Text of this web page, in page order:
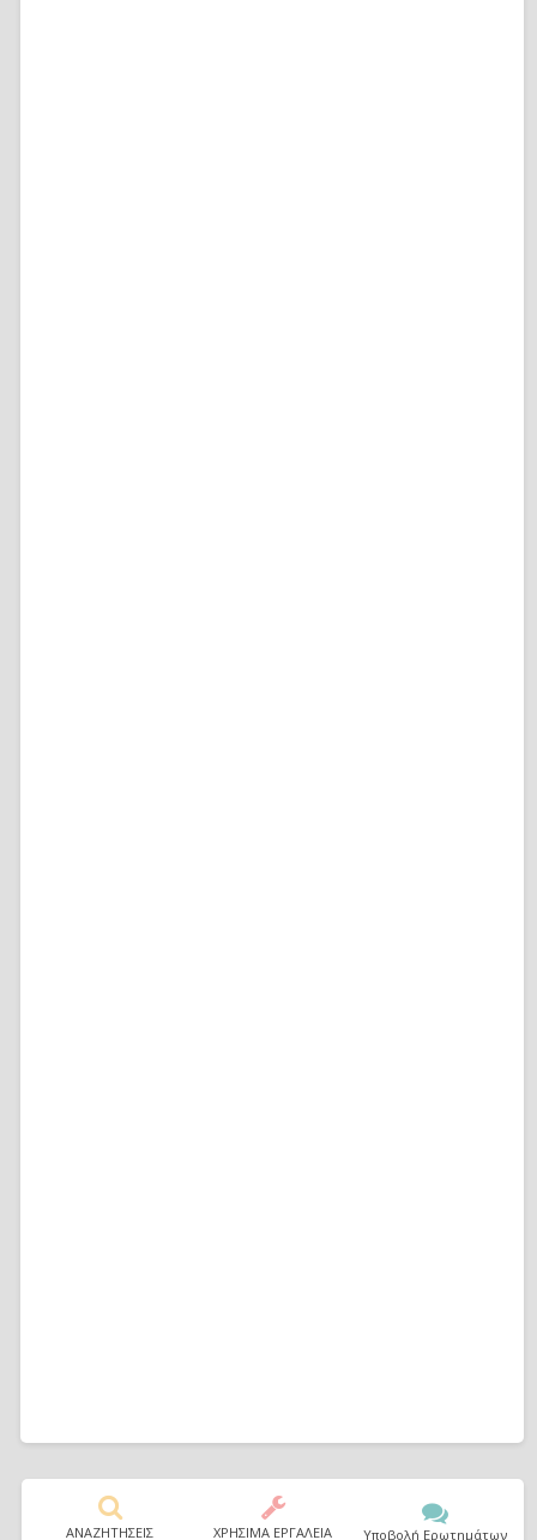
ΑΝΑΖΗΤΗΣΕΙΣ ΧΡΗΣΙΜΑ ΕΡΓΑΛΕΙΑ Υποβολή Ερωτημάτων